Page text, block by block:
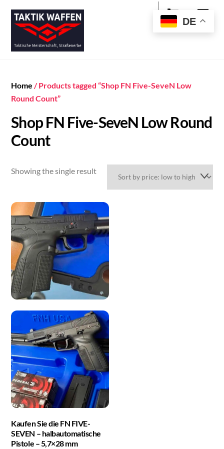
content
Cart
Home / Products tagged “Shop FN Five-SeveN Low
Round Count”
Shop FN Five-SeveN Low Round
Count
Showing the single result
Kaufen Sie die FN FIVE-
SEVEN – halbautomatische
Pistole – 5,7×28 mm
DE